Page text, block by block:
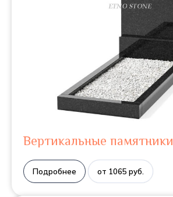
Вертикальные памятники
Подробнее от 1065 руб.